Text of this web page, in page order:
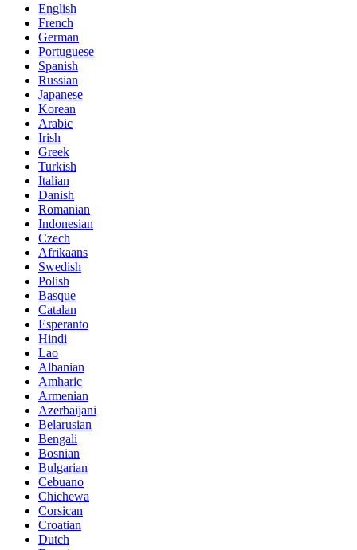
English
French
German
Portuguese
Spanish
Russian
Japanese
Korean
Arabic
Irish
Greek
Turkish
Italian
Danish
Romanian
Indonesian
Czech
Afrikaans
Swedish
Polish
Basque
Catalan
Esperanto
Hindi
Lao
Albanian
Amharic
Armenian
Azerbaijani
Belarusian
Bengali
Bosnian
Bulgarian
Cebuano
Chichewa
Corsican
Croatian
Dutch